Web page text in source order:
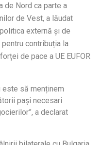
de Nord ca parte a
de Vest, a lăudat
externă și de
contribuția la
de pace a UE EUFOR
este să menținem
pași necesari
a declarat